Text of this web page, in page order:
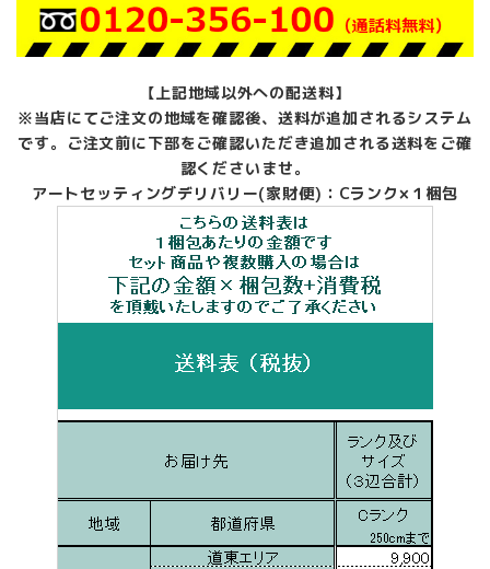
【上記地域以外への配送料】
※当店にてご注文の地域を確認後、送料が追加されるシステム
です。ご注文前に下部をご確認いただき追加される送料をご確
認くださいませ。
アートセッティングデリバリー(家財便)：Cランク×１梱包